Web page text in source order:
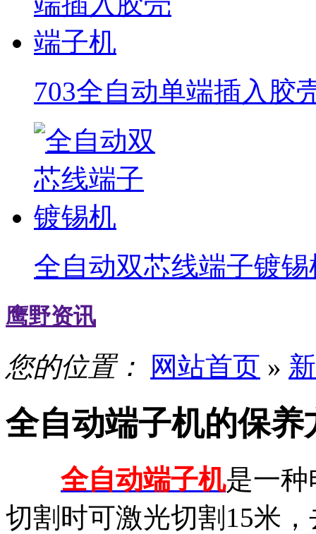
703全自动单端插入胶
全自动双芯线端子镀锡
鹰野资讯
您的位置： 网站首页 »
全自动端子机的保养
全自动端子机是一种
切割时可激光切割15米